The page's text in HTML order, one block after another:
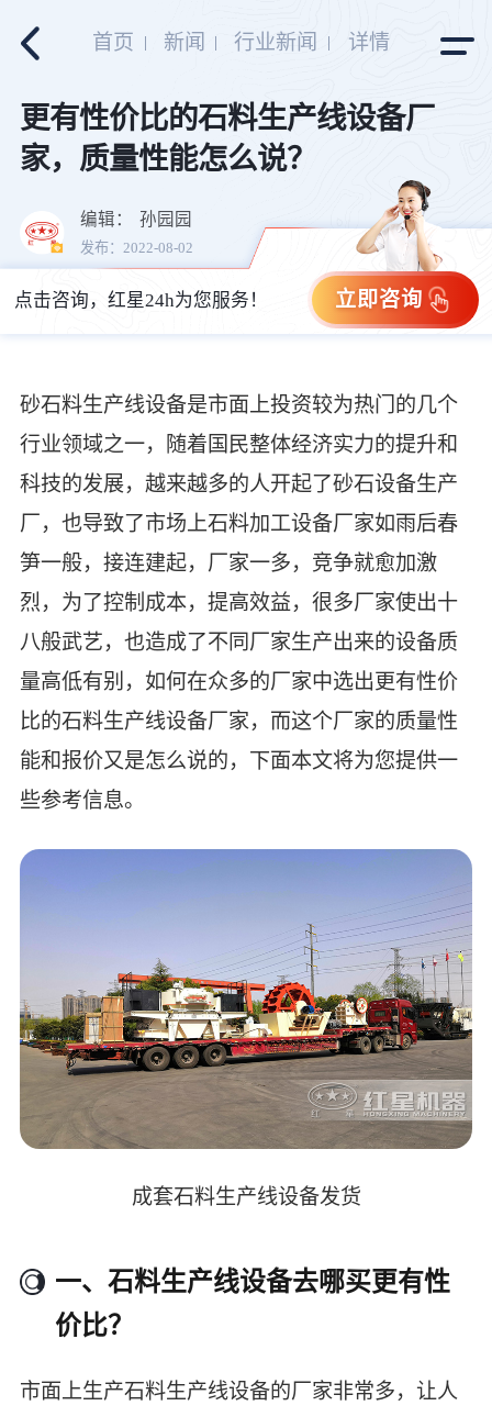
首页 新闻 行业新闻 详情
更有性价比的石料生产线设备厂
家，质量性能怎么说？
编辑： 孙园园
发布：2022-08-02
立即咨询
点击咨询，红星24h为您服务！
砂石料生产线设备是市面上投资较为热门的几个
行业领域之一，随着国民整体经济实力的提升和
科技的发展，越来越多的人开起了砂石设备生产
厂，也导致了市场上石料加工设备厂家如雨后春
笋一般，接连建起，厂家一多，竞争就愈加激
烈，为了控制成本，提高效益，很多厂家使出十
八般武艺，也造成了不同厂家生产出来的设备质
量高低有别，如何在众多的厂家中选出更有性价
比的石料生产线设备厂家，而这个厂家的质量性
能和报价又是怎么说的，下面本文将为您提供一
些参考信息。
成套石料生产线设备发货
一、石料生产线设备去哪买更有性
价比？
市面上生产石料生产线设备的厂家非常多，让人